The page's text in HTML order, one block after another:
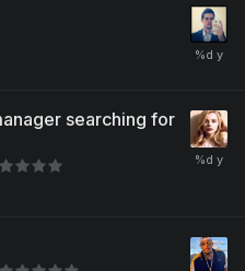
searching for